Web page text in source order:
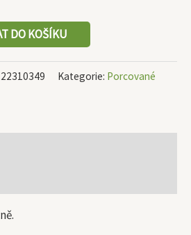
DO KOŠÍKU
Kategorie: Porcované